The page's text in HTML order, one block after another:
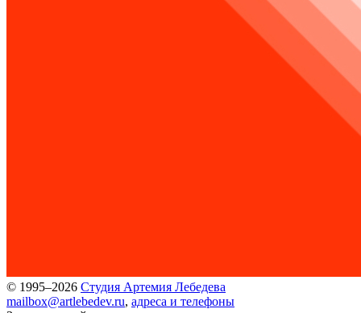
© 1995–2026 Студия Артемия Лебедева
mailbox@artlebedev.ru, адреса и телефоны